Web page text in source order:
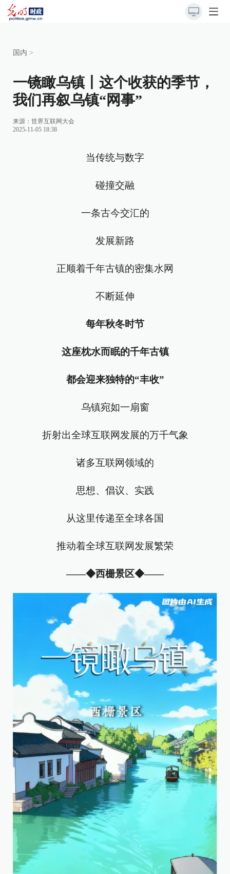
国内 >
一镜瞰乌镇丨这个收获的季节，
我们再叙乌镇“网事”
来源： 世界互联网大会
2025-11-05 18:38
当传统与数字
碰撞交融
一条古今交汇的
发展新路
正顺着千年古镇的密集水网
不断延伸
每年秋冬时节
这座枕水而眠的千年古镇
都会迎来独特的“丰收”
乌镇宛如一扇窗
折射出全球互联网发展的万千气象
诸多互联网领域的
思想、倡议、实践
从这里传递至全球各国
推动着全球互联网发展繁荣
——◆西栅景区◆——